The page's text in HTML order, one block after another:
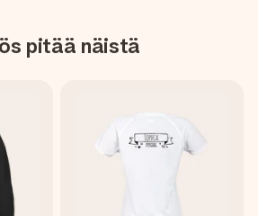
pitää näistä